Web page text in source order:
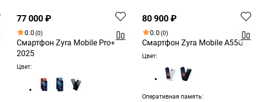
77 000 ₽
0.0 (0)
Смартфон Zyra Mobile Pro+
2025
Цвет:
80 900 ₽
0.0 (0)
Смартфон Zyra Mobile A55G
Цвет:
Оперативная память: